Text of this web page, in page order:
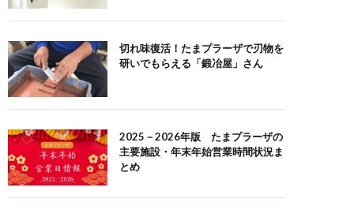
切れ味復活！たまプラーザで刃物を
研いでもらえる「鍛冶屋」さん
2025－2026年版 たまプラーザの
主要施設・年末年始営業時間状況ま
とめ